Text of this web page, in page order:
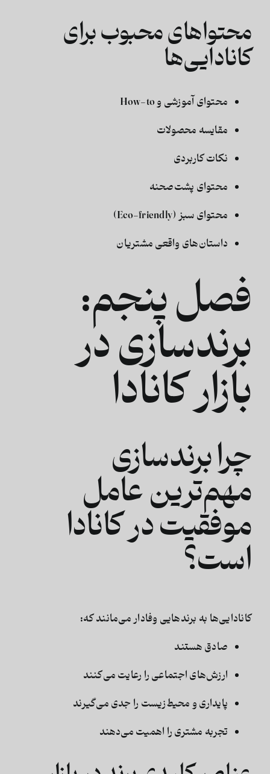
محتواهای محبوب برای
کانادایی‌ها
محتوای آموزشی و How-to
مقایسه محصولات
نکات کاربردی
محتوای پشت‌صحنه
محتوای سبز (Eco-friendly)
داستان‌های واقعی مشتریان
فصل پنجم:
برندسازی در
بازار کانادا
چرا برندسازی
مهم‌ترین عامل
موفقیت در کانادا
است؟
کانادایی‌ها به برندهایی وفادار می‌مانند که:
صادق هستند
ارزش‌های اجتماعی را رعایت می‌کنند
پایداری و محیط‌زیست را جدی می‌گیرند
تجربه مشتری را اهمیت می‌دهند